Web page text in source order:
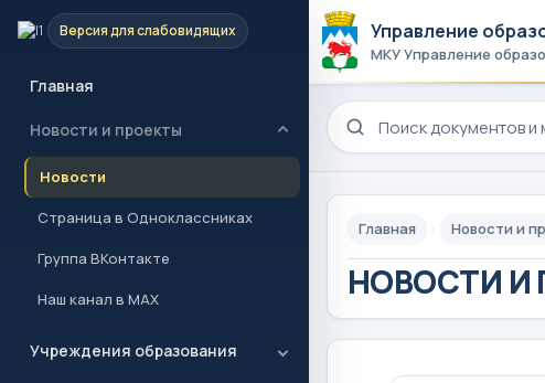
Версия для слабовидящих
Главная
Новости и проекты
Новости
Страница в Одноклассниках
Группа ВКонтакте
Наш канал в MAX
Учреждения образования
Управление
МКУ Управление
Поиск по сайту
Главная Новости и
НОВОСТИ И